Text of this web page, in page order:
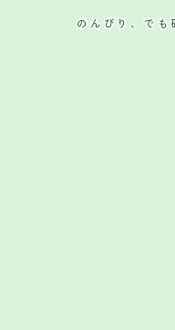
のんびり、でも